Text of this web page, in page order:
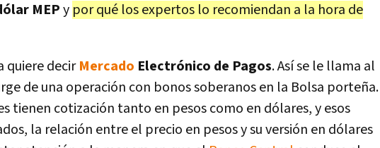
MEPy por qué los expertos lo recomiendan a la hora de
quiere decir Mercado Electrónico de Pagos. Así se le llama al
de una operación con bonos soberanos en la Bolsa porteña.
tienen cotización tanto en pesos como en dólares, y esos
la relación entre el precio en pesos y su versión en dólares